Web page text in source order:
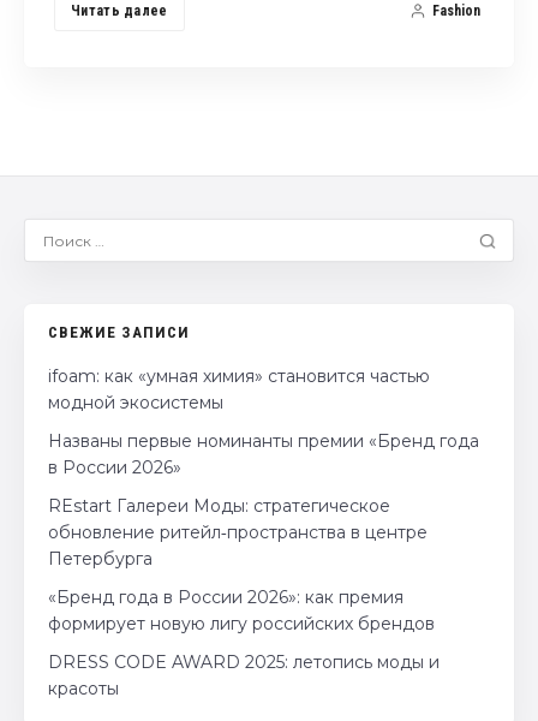
Читать далее Fashion
СВЕЖИЕ ЗАПИСИ
ifoam: как «умная химия» становится частью
модной экосистемы
Названы первые номинанты премии «Бренд года
в России 2026»
REstart Галереи Моды: стратегическое
обновление ритейл‑пространства в центре
Петербурга
«Бренд года в России 2026»: как премия
формирует новую лигу российских брендов
DRESS CODE AWARD 2025: летопись моды и
красоты